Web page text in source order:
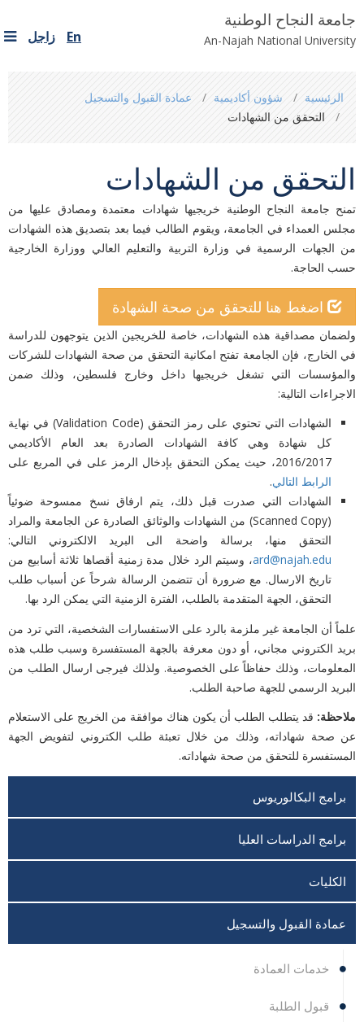
جامعة النجاح الوطنية
An-Najah National University
En زاجل
are
الرئيسية شؤون أكاديمية
عمادة القبول والتسجيل
التحقق من الشهادات
التحقق من الشهادات
تمنح جامعة النجاح الوطنية خريجيها شهادات معتمدة ومصادق عليها من
مجلس العمداء في الجامعة، ويقوم الطالب فيما ‏بعد ‏بتصديق هذه الشهادات
من الجهات الرسمية في وزارة التربية والتعليم العالي ووزارة الخارجية
حسب الحاجة.‏
اضغط هنا للتحقق من صحة الشهادة
ولضمان مصداقية هذه الشهادات، خاصة للخريجين الذين يتوجهون للدراسة
في الخارج، فإن الجامعة تفتح امكانية التحقق ‏من ‏صحة الشهادات للشركات
والمؤسسات التي تشغل خريجيها داخل وخارج فلسطين، وذلك ضمن
الاجراءات التالية:‏
الشهادات التي تحتوي على رمز التحقق (‏Validation Code‏) في نهاية
كل شهادة وهي كافة الشهادات الصادرة ‏بعد ‏العام الأكاديمي
2016/2017، حيث يمكن التحقق بإدخال الرمز على في المربع على
الرابط التالي.
الشهادات التي صدرت قبل ذلك، يتم ارفاق نسخ ممسوحة ضوئياً
(‏Scanned Copy‏) من الشهادات والوثائق ‏الصادرة ‏عن الجامعة والمراد
التحقق منها، برسالة واضحة الى البريد الالكتروني التالي:
ard@najah.edu، وسيتم الرد خلال ‏مدة زمنية أقصاها ثلاثة أسابيع من
تاريخ الارسال. مع ضرورة ‏أن تتضمن الرسالة شرحاً عن أسباب طلب
التحقق، الجهة ‏المتقدمة بالطلب، الفترة الزمنية التي يمكن الرد بها.‏
علماً أن الجامعة غير ملزمة بالرد على الاستفسارات الشخصية، التي ترد من
بريد الكتروني مجاني، أو دون معرفة بالجهة ‏‏المستفسرة وسبب طلب هذه
المعلومات، وذلك حفاظاً على الخصوصية. ولذلك فيرجى ارسال الطلب من
البريد الرسمي ‏للجهة ‏صاحبة الطلب.‏
ملاحظة: قد يتطلب الطلب أن يكون هناك موافقة من الخريج على الاستعلام
عن صحة شهاداته، وذلك من خلال تعبئة ‏طلب ‏الكتروني لتفويض الجهة
المستفسرة للتحقق من صحة شهاداته.‏
برامج البكالوريوس
برامج الدراسات العليا
الكليات
عمادة القبول والتسجيل
خدمات العمادة
قبول الطلبة